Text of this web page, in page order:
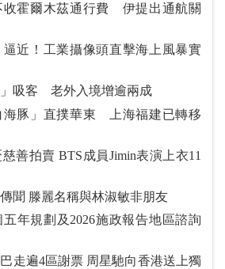
收霍爾木茲通行費 伊提出通航關
逼近！工業攝像頭直擊海上風暴實
吸客 老外入境增逾兩成
海豚」直撲華東 上海福建已轉移
Jimin表演上衣11
合照握手破不和傳聞 滕麗名稱與林淑敏非朋友
年規劃及2026施政報告地區諮詢
票 周星馳向香港送上獨